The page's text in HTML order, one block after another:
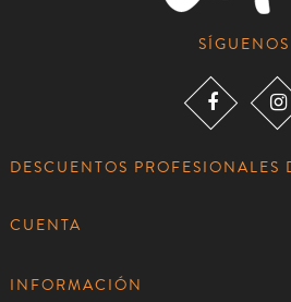
SÍGUENOS
DESCUENTOS PROFESIONALES
CUENTA
INFORMACIÓN